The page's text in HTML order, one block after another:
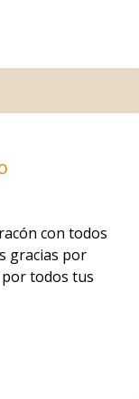
con todos
gracias por
todos tus